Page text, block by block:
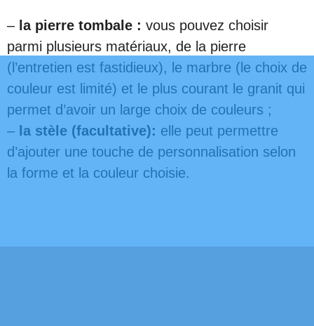
– la pierre tombale : vous pouvez choisir
parmi plusieurs matériaux, de la pierre
(l’entretien est fastidieux), le marbre (le choix de
couleur est limité) et le plus courant le granit qui
permet d’avoir un large choix de couleurs ;
– la stèle (facultative): elle peut permettre
d’ajouter une touche de personnalisation selon
la forme et la couleur choisie.